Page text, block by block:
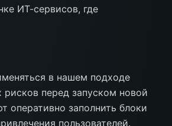
ИТ-сервисов, где
в нашем подходе
перед запуском новой
оперативно заполнить блоки
пользователей.